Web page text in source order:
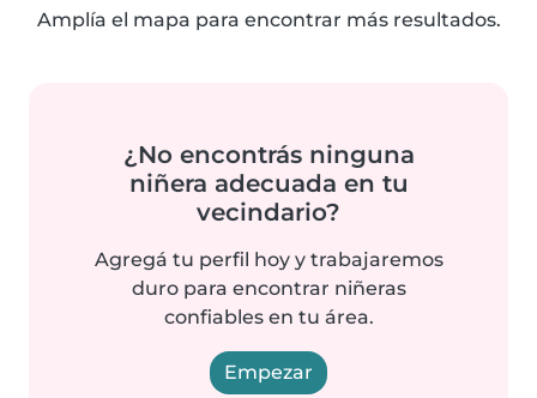
Amplía el mapa para encontrar más resultados.
¿No encontrás ninguna
niñera adecuada en tu
vecindario?
Agregá tu perfil hoy y trabajaremos
duro para encontrar niñeras
confiables en tu área.
Empezar